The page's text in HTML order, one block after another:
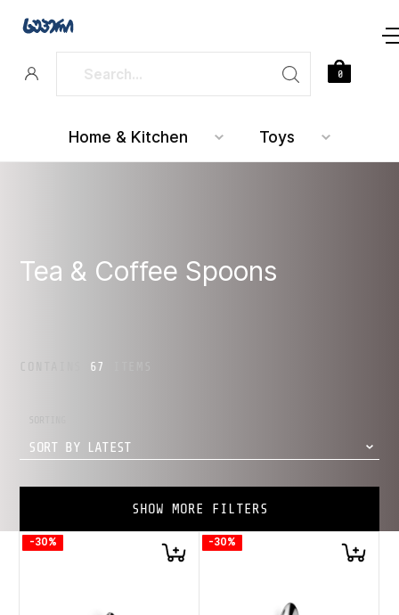
Home & Kitchen Toys
0
Tea & Coffee Spoons
CONTAINS 67
SORT BY LATEST
SHOW MORE FILTERS
-30% -30%